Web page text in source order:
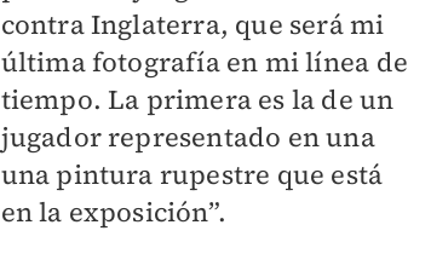
contra Inglaterra, que será mi
última fotografía en mi línea de
tiempo. La primera es la de un
jugador representado en una
una pintura rupestre que está
en la exposición”.